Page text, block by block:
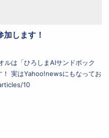
します！
ルは「ひろしまAIサンドボック
！ 実はYahoo!newsにもなってお
10